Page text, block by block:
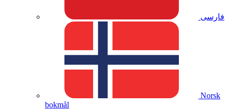
فارسی
Norsk
bokmål